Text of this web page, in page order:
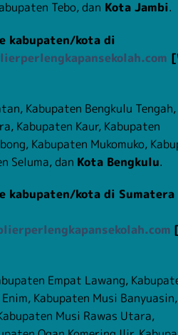
Tebo, dan Kota Jambi.
kabupaten/kota di
Kabupaten Bengkulu Tengah,
Kabupaten Kaur, Kabupaten
Kabupaten Mukomuko,
Seluma, dan Kota Bengkulu.
kabupaten/kota di Sumatera
Empat Lawang,
Kabupaten Musi Banyuasin,
Musi Rawas Utara,